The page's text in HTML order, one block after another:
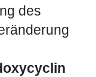
des